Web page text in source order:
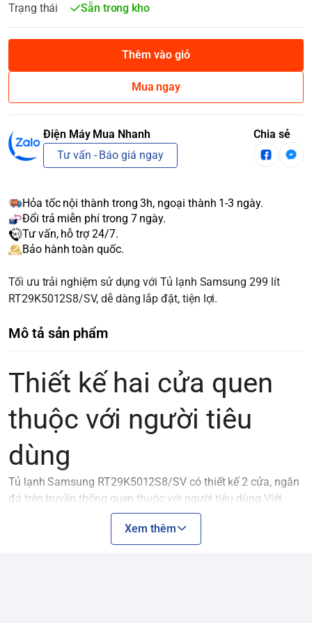
Trạng thái Sẵn trong kho
Thêm vào giỏ
Mua ngay
Điện Máy Mua Nhanh
Tư vấn - Báo giá ngay
Chia sẻ
Hỏa tốc nội thành trong 3h, ngoại thành 1-3 ngày.
Đổi trả miễn phí trong 7 ngày.
Tư vấn, hỗ trợ 24/7.
Bảo hành toàn quốc.
Tối ưu trải nghiệm sử dụng với Tủ lạnh Samsung 299 lít
RT29K5012S8/SV, dễ dàng lắp đặt, tiện lợi.
Mô tả sản phẩm
Thiết kế hai cửa quen
thuộc với người tiêu
dùng
Tủ lạnh Samsung RT29K5012S8/SV có thiết kế 2 cửa, ngăn
đá trên truyền thống quen thuộc với người tiêu dùng Việt
Nam. Ngoài ra, dung tích sử dụng 299 lít, chiếc tủ lạnh
Samsung này sẽ là sự lựa chọn đáng cân nhắc cho gia đình
ít thành viên (khoảng 3-5 người).
Xem thêm